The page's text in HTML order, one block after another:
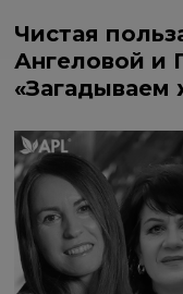
Чистая
Ангеловой и
«Загадываем